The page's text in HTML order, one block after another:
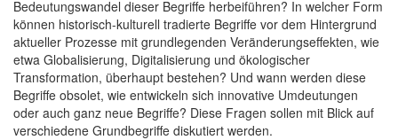
Bedeutungswandel dieser Begriffe herbeiführen? In welcher Form
können historisch-kulturell tradierte Begriffe vor dem Hintergrund
aktueller Prozesse mit grundlegenden Veränderungseffekten, wie
etwa Globalisierung, Digitalisierung und ökologischer
Transformation, überhaupt bestehen? Und wann werden diese
Begriffe obsolet, wie entwickeln sich innovative Umdeutungen
oder auch ganz neue Begriffe? Diese Fragen sollen mit Blick auf
verschiedene Grundbegriffe diskutiert werden.